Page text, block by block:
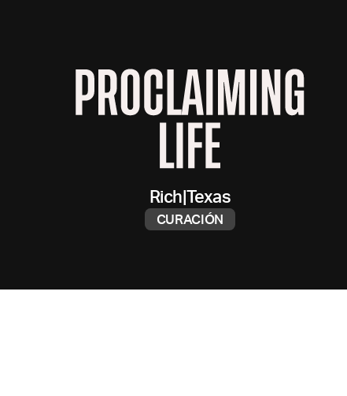
Rich|Texas
CURACIÓN